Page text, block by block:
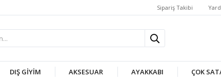
Sipariş Takibi
DIŞ GIYIM AKSESUAR AYAKKABI ÇOK